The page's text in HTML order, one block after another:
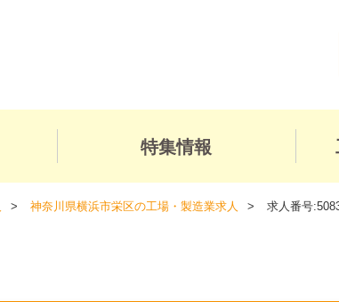
特集情報
神奈川県横浜市栄区の工場・製造業求人 求人番号